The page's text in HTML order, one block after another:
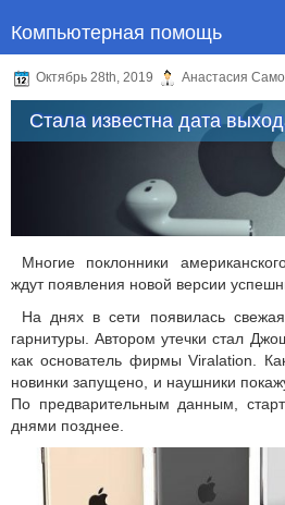
Компьютерная помощь
Октябрь 28th, 2019 Анастасия
Стала известна дата
Многие поклонники
ждут появления новой версии
На днях в сети появилась
гарнитуры. Автором утечки стал
как основатель фирмы Viralation.
новинки запущено, и наушники
По предварительным данным,
днями позднее.